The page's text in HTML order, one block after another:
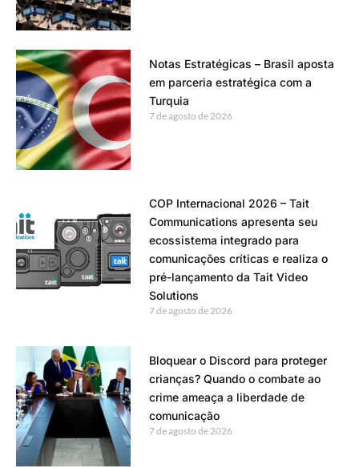
Notas Estratégicas – Brasil aposta
em parceria estratégica com a
Turquia
7 de agosto de 2026
COP Internacional 2026 – Tait
Communications apresenta seu
ecossistema integrado para
comunicações críticas e realiza o
pré-lançamento da Tait Video
Solutions
7 de agosto de 2026
Bloquear o Discord para proteger
crianças? Quando o combate ao
crime ameaça a liberdade de
comunicação
7 de agosto de 2026